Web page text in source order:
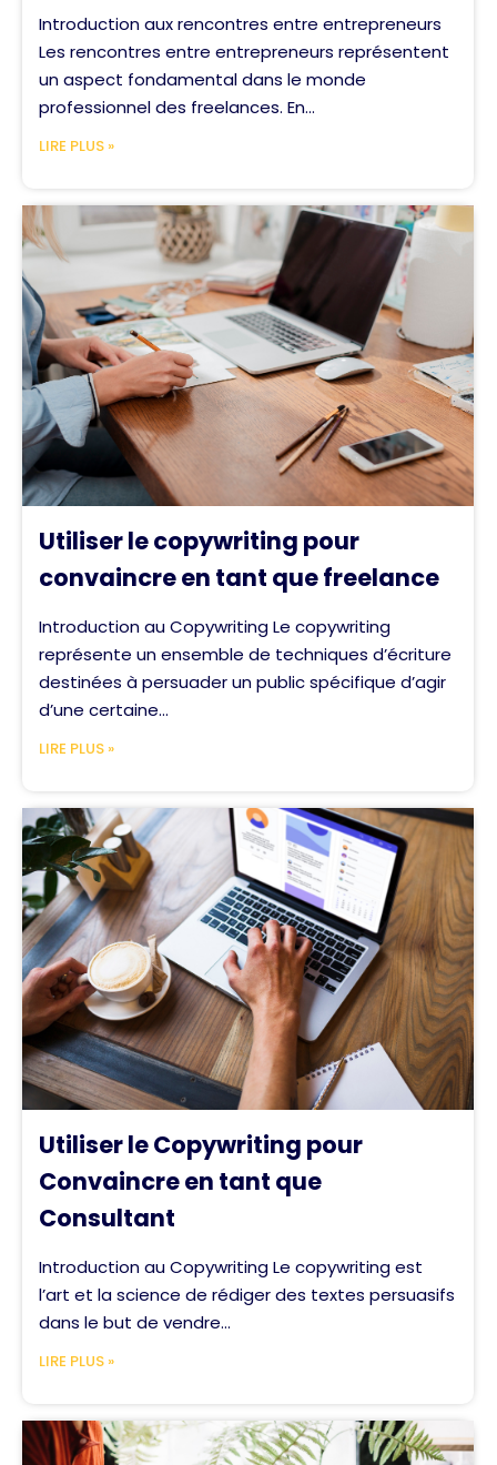
Introduction aux rencontres entre entrepreneurs
Les rencontres entre entrepreneurs représentent
un aspect fondamental dans le monde
professionnel des freelances. En...
LIRE PLUS »
Utiliser le copywriting pour
convaincre en tant que freelance
Introduction au Copywriting Le copywriting
représente un ensemble de techniques d’écriture
destinées à persuader un public spécifique d’agir
d’une certaine...
LIRE PLUS »
Utiliser le Copywriting pour
Convaincre en tant que
Consultant
Introduction au Copywriting Le copywriting est
l’art et la science de rédiger des textes persuasifs
dans le but de vendre...
LIRE PLUS »